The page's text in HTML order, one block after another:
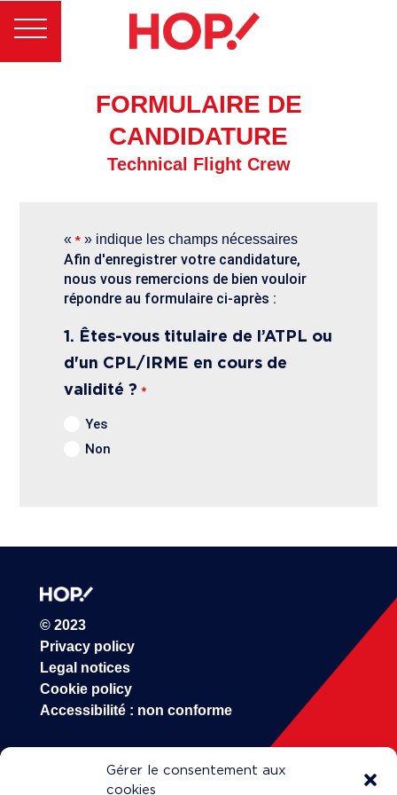
Gérer le consentement aux
cookies
FORMULAIRE DE
CANDIDATURE
Technical Flight Crew
«* » indique les champs nécessaires
Afin d'enregistrer votre candidature,
nous vous remercions de bien vouloir
répondre au formulaire ci-après :
1. Êtes-vous titulaire de l’ATPL ou
d'un CPL/IRME en cours de
validité ? *
Yes
Non
© 2023
Privacy policy
Legal notices
Cookie policy
Accessibilité : non conforme